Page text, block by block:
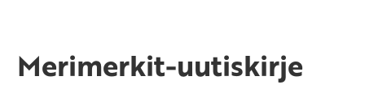
Merimerkit-uutiskirje